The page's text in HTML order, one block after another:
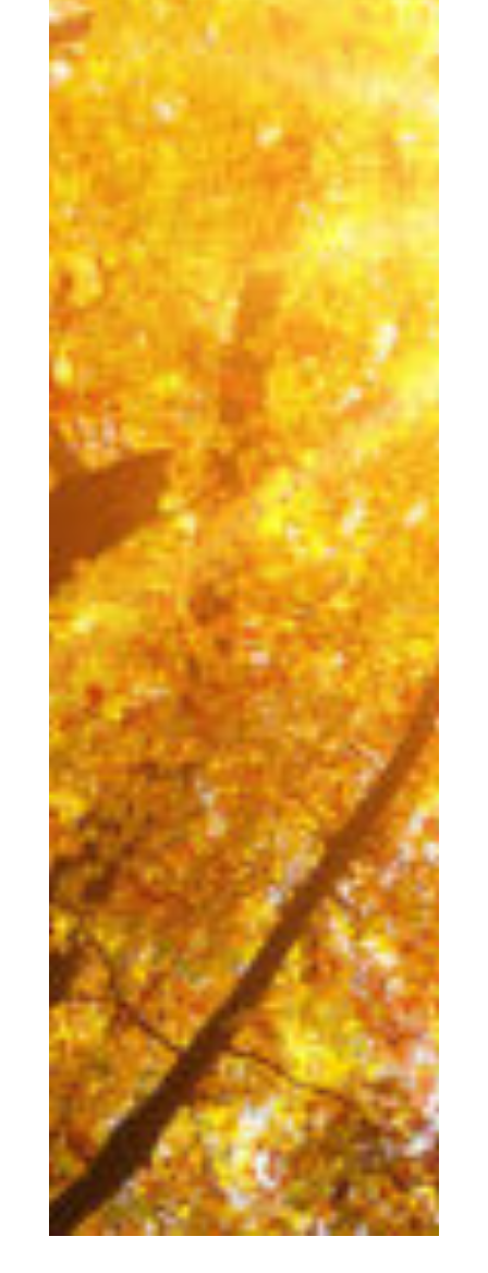
De Mënsch
COOPERATIONS S.Coop
Den Uert
D‘ Regioun Wolz / Aktivitéiten
D‘Mateneen
Eis sozial Verantwortung
Ënnerkunfte
Ausstattung | Informatiounen | Service
Buch
Bucht Är Wunneng bei eis
Service
Nouvellen
Neiegkeete vun eis